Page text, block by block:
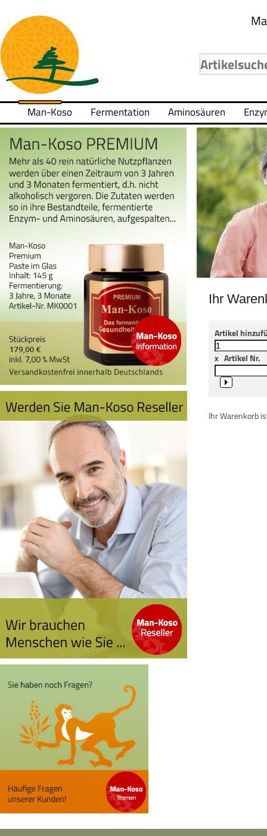
Man-Koso Fermentation Aminosäuren
Ihr
Artikel
x Artikel Nr.
Ihr Warenkorb